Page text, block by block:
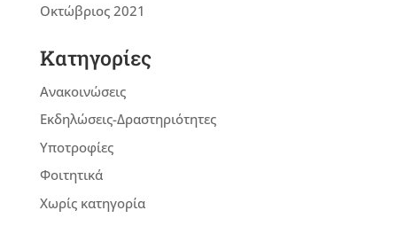
Οκτώβριος 2021
Kατηγορίες
Ανακοινώσεις
Εκδηλώσεις-Δραστηριότητες
Υποτροφίες
Φοιτητικά
Χωρίς κατηγορία